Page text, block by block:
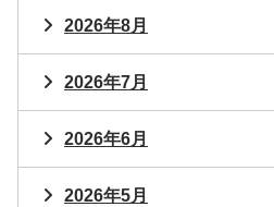
2026年8月
2026年7月
2026年6月
2026年5月